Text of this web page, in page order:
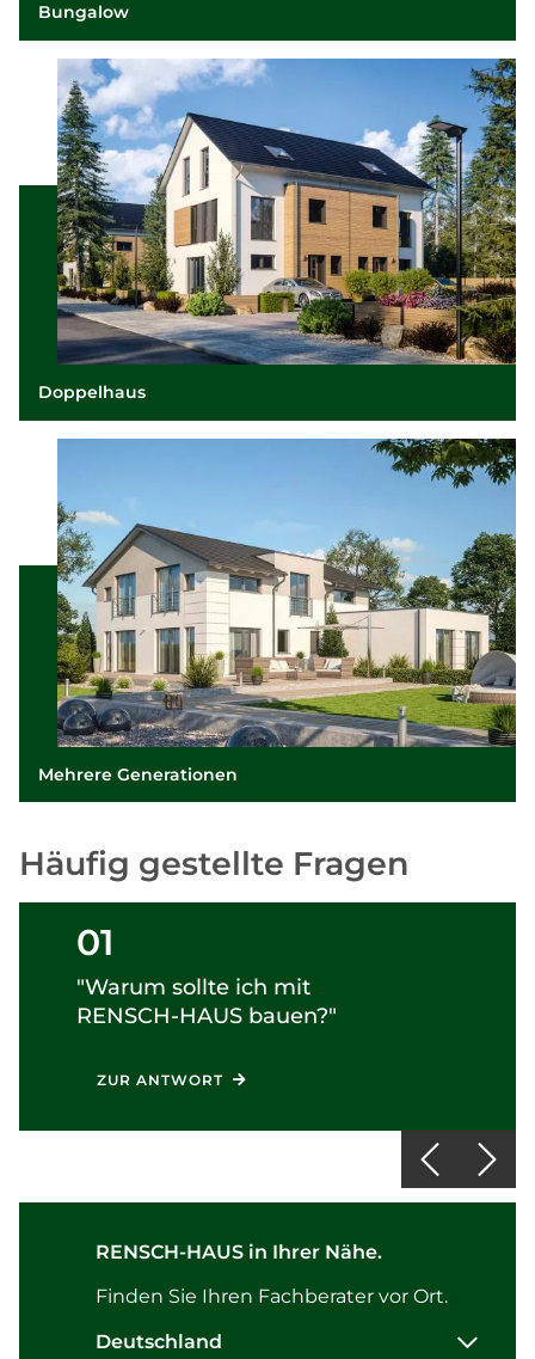
Bungalow
Doppelhaus
Mehrere Generationen
Häufig gestellte Fragen
01
"Warum sollte ich mit
RENSCH-HAUS bauen?"
ZUR ANTWORT
RENSCH-HAUS in Ihrer Nähe.
Finden Sie Ihren Fachberater vor Ort.
Deutschland